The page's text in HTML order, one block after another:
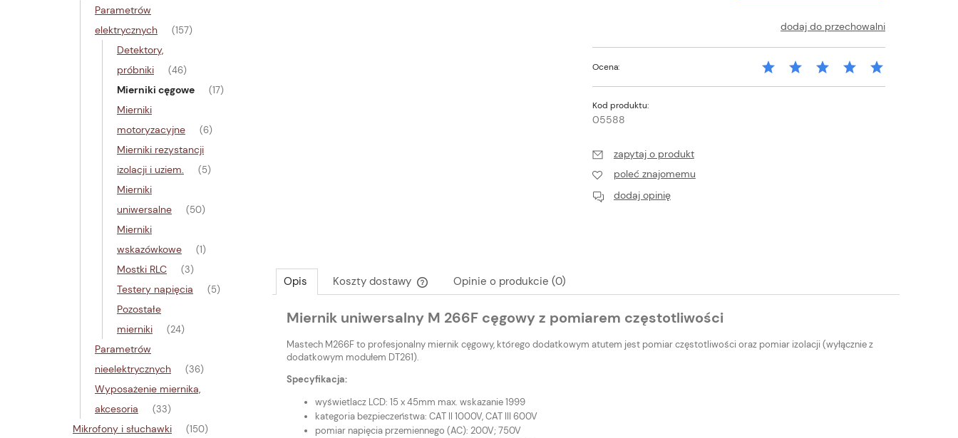
Parametrów
elektrycznych
(157)
Detektory,
próbniki
(46)
Mierniki cęgowe (17)
Mierniki
motoryzacyjne
(6)
Mierniki rezystancji
izolacji i uziem.
(5)
Mierniki
uniwersalne
(50)
Mierniki
wskazówkowe
(1)
Mostki RLC (3)
Testery napięcia (5)
Pozostałe
mierniki
(24)
Parametrów
nieelektrycznych
(36)
Wyposażenie miernika,
akcesoria
(33)
Mikrofony i słuchawki (150)
dodaj do przechowalni
Ocena:
Kod produktu:
05588
zapytaj o produkt
poleć znajomemu
dodaj opinię
Opis Koszty dostawy
Cena nie zawiera ewentualnych kosztów
Opinie o produkcie (0)
Miernik uniwersalny M 266F cęgowy z pomiarem częstotliwości
Mastech M266F to profesjonalny miernik cęgowy, którego dodatkowym atutem jest pomiar częstotliwości oraz pomiar izolacji (wyłącznie z
dodatkowym modułem DT261).
Specyfikacja:
wyświetlacz LCD: 15 x 45mm max. wskazanie 1999
kategoria bezpieczeństwa: CAT II 1000V, CAT III 600V
pomiar napięcia przemiennego (AC): 200V; 750V